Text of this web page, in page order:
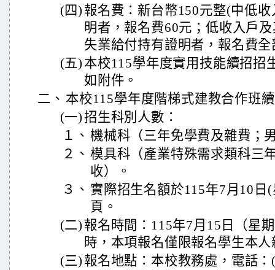
(四) 報名費：新台幣150元整(中低
明者，報名費60元；低收入戶
失業給付持有證明者，報名費
(五) 本校115學年度實用技能續招招
如附件。
二、 本校115學年度階梯式建教合作班
(一)招生科別人數：
１、 機械科（三年免學費及雜費；
２、 模具科（產業特殊需求類科三
收）。
３、 實際招生名額於115年7月10日
頁。
(二) 報名時間：115年7月15日（星
時，本項報名僅限報名學生本
(三) 報名地點：本校教務處，電話